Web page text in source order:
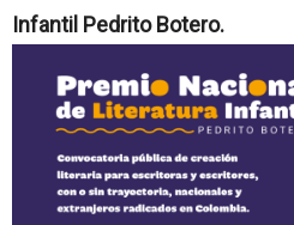
Infantil Pedrito Botero.